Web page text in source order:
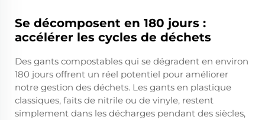
Se décomposent en 180 jours :
accélérer les cycles de déchets
Des gants compostables qui se dégradent en environ
180 jours offrent un réel potentiel pour améliorer
notre gestion des déchets. Les gants en plastique
classiques, faits de nitrile ou de vinyle, restent
simplement dans les décharges pendant des siècles,